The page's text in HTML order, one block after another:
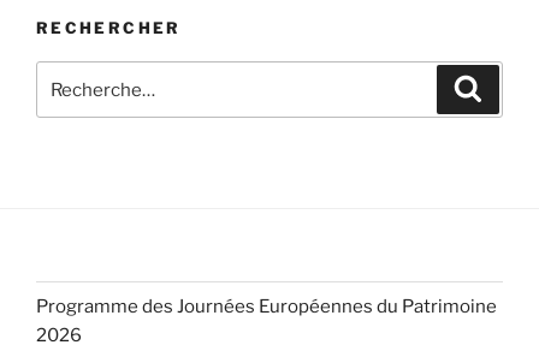
RECHERCHER
pour
Programme des Journées Européennes du Patrimoine
2026